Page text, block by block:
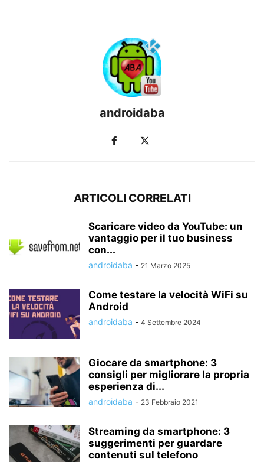
androidaba
ARTICOLI CORRELATI
Scaricare video da YouTube: un
vantaggio per il tuo business
con...
androidaba - 21 Marzo 2025
Come testare la velocità WiFi su
Android
androidaba - 4 Settembre 2024
Giocare da smartphone: 3
consigli per migliorare la propria
esperienza di...
androidaba - 23 Febbraio 2021
Streaming da smartphone: 3
suggerimenti per guardare
contenuti sul telefono